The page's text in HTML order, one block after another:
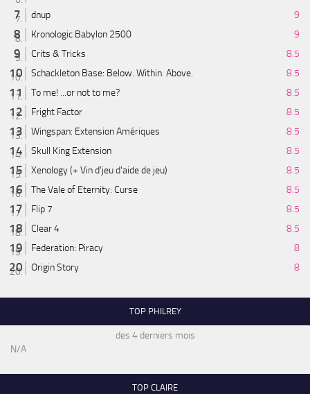
dnup
9
Kronologic Babylon 2500
9
Crits & Tricks
8.5
Schackleton Base: Below. Within. Above.
8.5
To me! ...or not to me?
8.5
Fright Factor
8.5
Wingspan: Extension Amériques
8.5
Skull King Extension
8.5
Xenology (+ Vin d'jeu d'aide de jeu)
8.5
The Vale of Eternity: Curse
8.5
Flip 7
8.5
Clear 4
8.5
Federation: Piracy
8
Origin Story
8
TOP PHILREY
des 4 derniers mois
N/A
TOP CLAIRE